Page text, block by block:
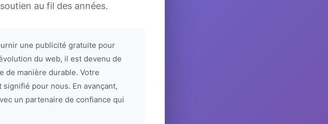
au fil des années.
une publicité gratuite pour
du web, il est devenu de
de manière durable. Votre
pour nous. En avançant,
un partenaire de confiance qui